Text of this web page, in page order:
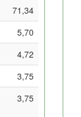
71,34
5,70
4,72
3,75
3,75